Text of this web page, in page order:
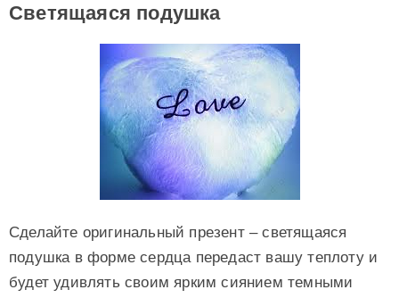
Светящаяся подушка
Сделайте оригинальный презент – светящаяся
подушка в форме сердца передаст вашу теплоту и
будет удивлять своим ярким сиянием темными